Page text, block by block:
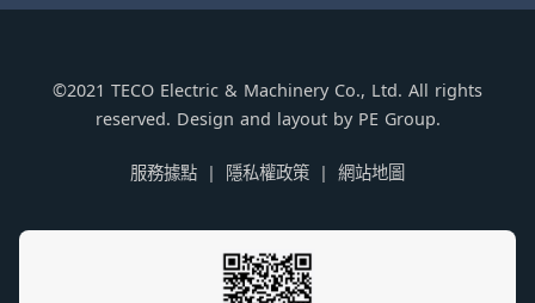
©2021 TECO Electric & Machinery Co., Ltd. All rights
reserved. Design and layout by PE Group.
服務據點 隱私權政策 網站地圖